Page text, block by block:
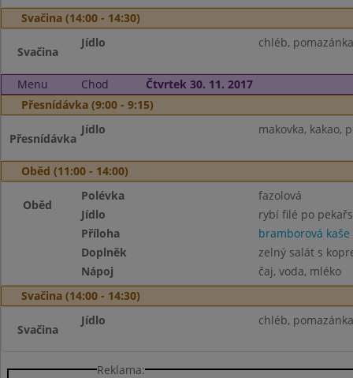
Svačina (14:00 - 14:30)
Svačina
Jídlo chléb,
Menu Chod
Čtvrtek 30. 11. 2017
Přesnídávka (9:00 - 9:15)
Přesnídávka
Jídlo makovka, kakao,
Oběd (11:00 - 14:00)
Oběd
Polévka
fazolová
Jídlo
rybí filé po
Příloha
bramborová kaše
Doplněk
zelný salát s
Nápoj
čaj, voda, mléko
Svačina (14:00 - 14:30)
Svačina
Jídlo chléb,
Reklama: